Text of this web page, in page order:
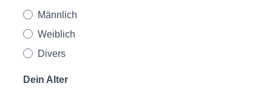
Männlich
Weiblich
Divers
Dein Alter